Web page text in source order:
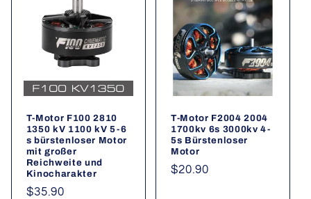
T-Motor F100 2810
1350 kV 1100 kV 5-6
s bürstenloser Motor
mit großer
Reichweite und
Kinocharakter
Normaler
$35.90
T-Motor F2004 2004
1700kv 6s 3000kv 4-
5s Bürstenloser
Motor
Normaler
$20.90